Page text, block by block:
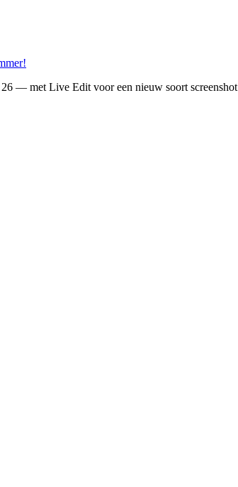
— met Live Edit voor een nieuw soort screenshot